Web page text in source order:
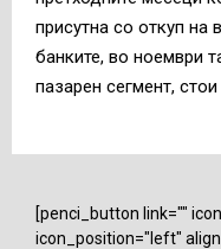
присутна со откуп на
банките, во ноември
пазарен сегмент,
[penci_button link=""
icon_position="left"